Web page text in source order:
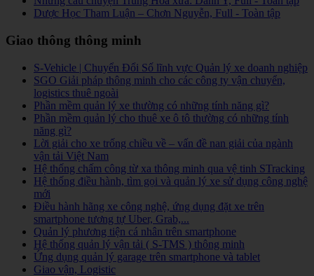
Dược Học Tham Luận – Chơn Nguyễn, Full - Toàn tập
Giao thông thông minh
S-Vehicle | Chuyển Đổi Số lĩnh vực Quản lý xe doanh nghiệp
SGO Giải pháp thông minh cho các công ty vận chuyển,
logistics thuê ngoài
Phần mềm quản lý xe thường có những tính năng gì?
Phần mềm quản lý cho thuê xe ô tô thường có những tính
năng gì?
Lời giải cho xe trống chiều về – vấn đề nan giải của ngành
vận tải Việt Nam
Hệ thống chấm công từ xa thông minh qua vệ tinh STracking
Hệ thống điều hành, tìm gọi và quản lý xe sử dụng công nghệ
mới
Điều hành hãng xe công nghệ, ứng dụng đặt xe trên
smartphone tương tự Uber, Grab,...
Quản lý phương tiện cá nhân trên smartphone
Hệ thống quản lý vận tải ( S-TMS ) thông minh
Ứng dụng quản lý garage trên smartphone và tablet
Giao vận, Logistic